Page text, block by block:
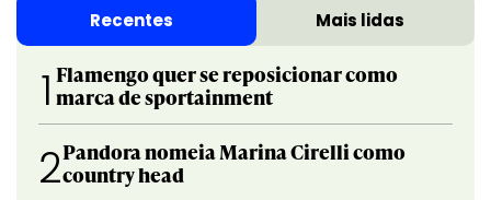
Recentes Mais lidas
1 Flamengo quer se reposicionar como
marca de sportainment
2Pandora nomeia Marina Cirelli como
country head